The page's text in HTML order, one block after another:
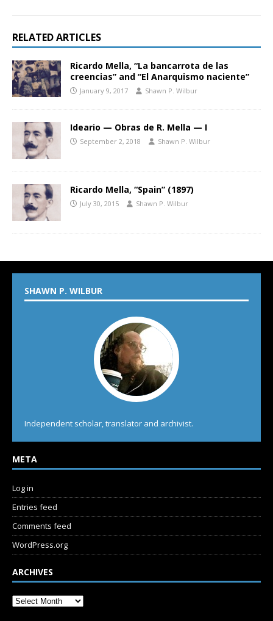
RELATED ARTICLES
Ricardo Mella, “La bancarrota de las
creencias” and “El Anarquismo naciente”
January 9, 2017 Shawn P. Wilbur
Ideario — Obras de R. Mella — I
September 2, 2018 Shawn P. Wilbur
Ricardo Mella, “Spain” (1897)
July 30, 2015 Shawn P. Wilbur
SHAWN P. WILBUR
Independent scholar, translator and archivist.
META
Log in
Entries feed
Comments feed
WordPress.org
ARCHIVES